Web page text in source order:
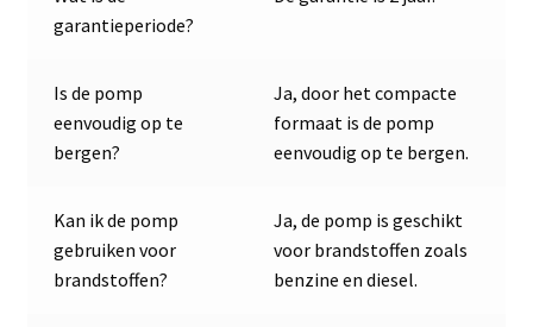
garantieperiode?
Is de pomp
eenvoudig op te
bergen?
Ja, door het compacte
formaat is de pomp
eenvoudig op te bergen.
Kan ik de pomp
gebruiken voor
brandstoffen?
Ja, de pomp is geschikt
voor brandstoffen zoals
benzine en diesel.